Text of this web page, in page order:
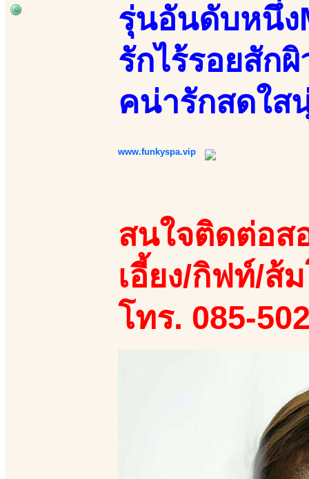
รุ่นอันดับหนึ่ง
รักไร้รอยสัก
คน่ารักสดใส
www.funkyspa.vip
สนใจติดต่อส
เอี้ยง/กิฟท์/ส้
โทร. 085-